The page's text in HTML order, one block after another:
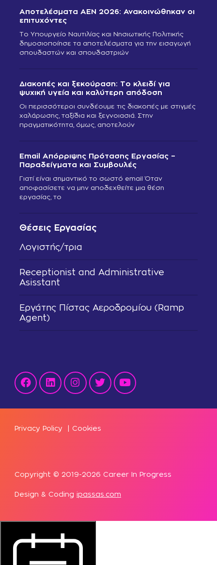
Θέσεις Εργασίας
Λογιστής/τρια
Receptionist and Administrative
Asisstant
Εργάτης Πίστας Αεροδρομίου (Ramp
Agent)
Αποτελέσματα ΑΕΝ 2026: Ανακοινώθηκαν οι
επιτυχόντες
Το Υπουργείο Ναυτιλίας και Νησιωτικής Πολιτικής
δημοσιοποίησε τα αποτελέσματα για την εισαγωγή
σπουδαστών και σπουδαστριών
Διακοπές και ξεκούραση: Το κλειδί για
ψυχική υγεία και καλύτερη απόδοση
Οι περισσότεροι συνδέουμε τις διακοπές με στιγμές
χαλάρωσης, ταξίδια και ξεγνοιασιά. Στην
πραγματικότητα, όμως, αποτελούν
Email Απόρριψης Πρότασης Εργασίας –
Παραδείγματα και Συμβουλές
Γιατί είναι σημαντικό το σωστό email Όταν
αποφασίσετε να μην αποδεχθείτε μια θέση
εργασίας, το
Copyright © 2019-2026 Career In Progress
Design & Coding ipassas.com
Privacy Policy Cookies